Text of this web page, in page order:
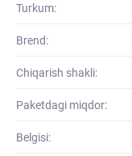
Turkum:
Brend:
Chiqarish shakli:
Paketdagi miqdor:
Belgisi: